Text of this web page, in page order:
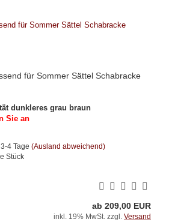
für Sommer Sättel Schabracke
dunkleres grau braun
Sie an
3-4 Tage (Ausland abweichend)
Stück
ab 209,00 EUR
inkl. 19% MwSt. zzgl. Versand